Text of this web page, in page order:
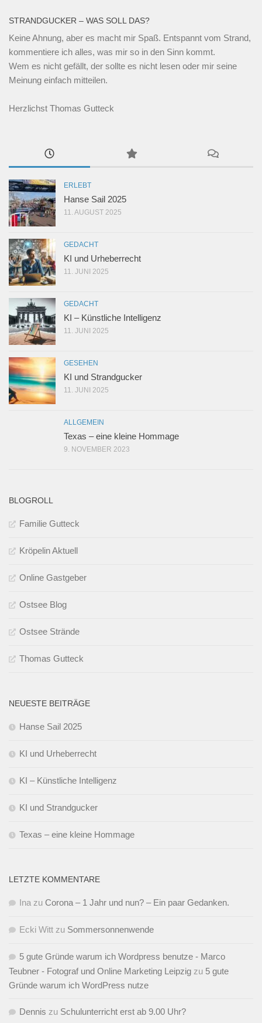
STRANDGUCKER – WAS SOLL DAS?
Keine Ahnung, aber es macht mir Spaß. Entspannt vom Strand,
kommentiere ich alles, was mir so in den Sinn kommt.
Wem es nicht gefällt, der sollte es nicht lesen oder mir seine
Meinung einfach mitteilen.
Herzlichst Thomas Gutteck
ERLEBT
Hanse Sail 2025
11. AUGUST 2025
GEDACHT
KI und Urheberrecht
11. JUNI 2025
GEDACHT
KI – Künstliche Intelligenz
11. JUNI 2025
GESEHEN
KI und Strandgucker
11. JUNI 2025
ALLGEMEIN
Texas – eine kleine Hommage
9. NOVEMBER 2023
BLOGROLL
Familie Gutteck
Kröpelin Aktuell
Online Gastgeber
Ostsee Blog
Ostsee Strände
Thomas Gutteck
NEUESTE BEITRÄGE
Hanse Sail 2025
KI und Urheberrecht
KI – Künstliche Intelligenz
KI und Strandgucker
Texas – eine kleine Hommage
LETZTE KOMMENTARE
Ina zu Corona – 1 Jahr und nun? – Ein paar Gedanken.
Ecki Witt zu Sommersonnenwende
5 gute Gründe warum ich Wordpress benutze - Marco
Teubner - Fotograf und Online Marketing Leipzig zu 5 gute
Gründe warum ich WordPress nutze
Dennis zu Schulunterricht erst ab 9.00 Uhr?